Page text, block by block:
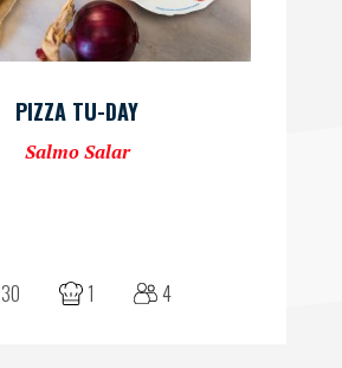
PIZZA TU-DAY
Salmo Salar
30 1 4